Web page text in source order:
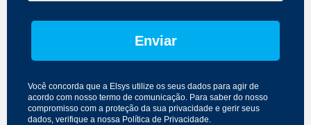
Enviar
Você concorda que a Elsys utilize os seus dados para agir de
acordo com nosso termo de comunicação . Para saber do nosso
compromisso com a proteção da sua privacidade e gerir seus
dados, verifique a nossa Política de Privacidade